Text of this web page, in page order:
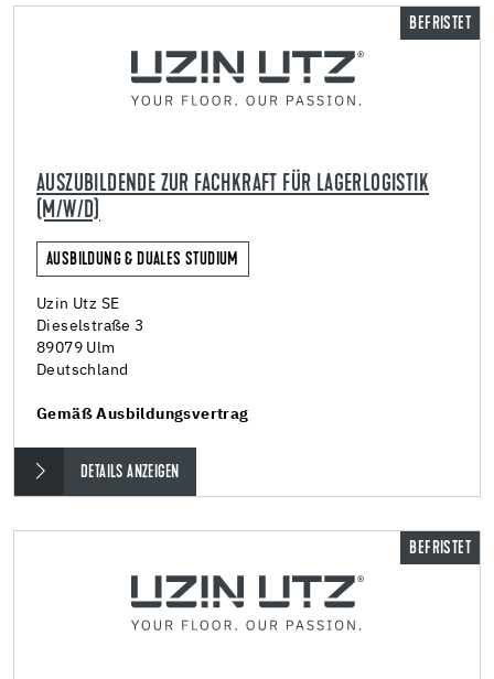
BEFRISTET
AUSZUBILDENDE ZUR FACHKRAFT FÜR LAGERLOGISTIK
(M/W/D)
AUSBILDUNG & DUALES STUDIUM
Uzin Utz SE
Dieselstraße 3
89079 Ulm
Deutschland
Gemäß Ausbildungsvertrag
DETAILS ANZEIGEN
BEFRISTET